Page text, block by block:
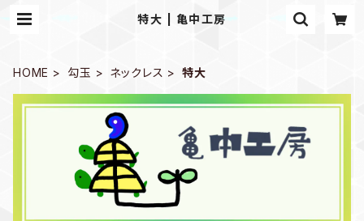
特大 | 亀中工房
HOME 勾玉 ネックレス 特大